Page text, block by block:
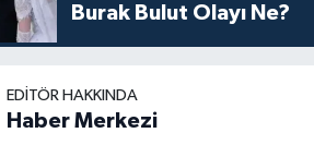
Burak Bulut Olayı Ne?
EDITÖR HAKKINDA
Haber Merkezi